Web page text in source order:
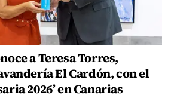
a Teresa Torres,
El Cardón, con el
2026’ en Canarias